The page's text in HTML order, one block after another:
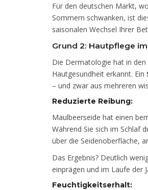
Für den deutschen Markt,
Sommern schwanken, ist
saisonalen Wechsel Ihrer
Grund 2: Hautpflege
Die Dermatologie hat in
Hautgesundheit erkannt. Ein
– und zwar aus mehreren
Reduzierte Reibung:
Maulbeerseide hat einen
Während Sie sich im Schlaf
über die Seidenoberfläche,
Das Ergebnis? Deutlich
einprägen und im Laufe der
Feuchtigkeitserhalt: